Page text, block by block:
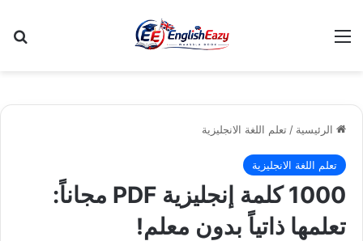
القائمة
الرئيسية / تعلم اللغة الانجليزية
تعلم اللغة الانجليزية
1000 كلمة إنجليزية PDF مجاناً:
تعلمها ذاتياً بدون معلم!